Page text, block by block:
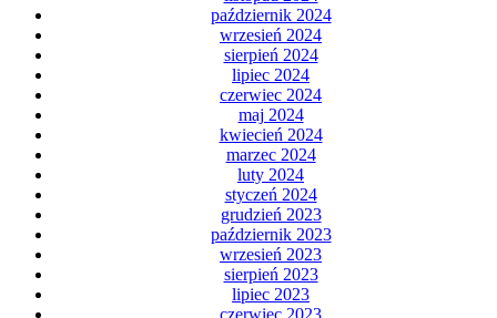
październik 2024
wrzesień 2024
sierpień 2024
lipiec 2024
czerwiec 2024
maj 2024
kwiecień 2024
marzec 2024
luty 2024
styczeń 2024
grudzień 2023
październik 2023
wrzesień 2023
sierpień 2023
lipiec 2023
czerwiec 2023